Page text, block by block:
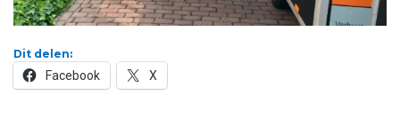
Dit delen:
Facebook X